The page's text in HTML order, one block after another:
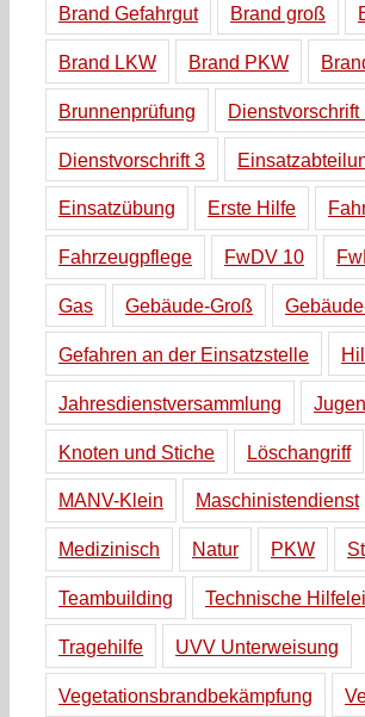
Brand Gefahrgut Brand groß
Brand LKW Brand PKW
Brunnenprüfung Dienstvorschrift
Dienstvorschrift 3
Einsatzübung Erste Hilfe
Fahrzeugpflege FwDV 10
Gas Gebäude-Groß
Gefahren an der Einsatzstelle
Jahresdienstversammlung
Knoten und Stiche Löschangriff
MANV-Klein Maschinistendienst
Medizinisch Natur PKW
Teambuilding Technische
Tragehilfe UVV Unterweisung
Vegetationsbrandbekämpfung